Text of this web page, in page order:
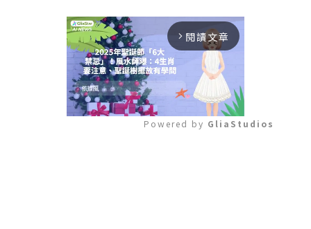
arrow_forward_ios 閱讀文章
Powered by GliaStudios